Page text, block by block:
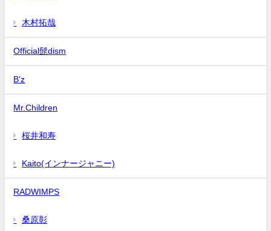
木村拓哉
Official髭dism
B'z
Mr.Children
桜井和寿
Kaito(インナージャニー)
RADWIMPS
桑原彰